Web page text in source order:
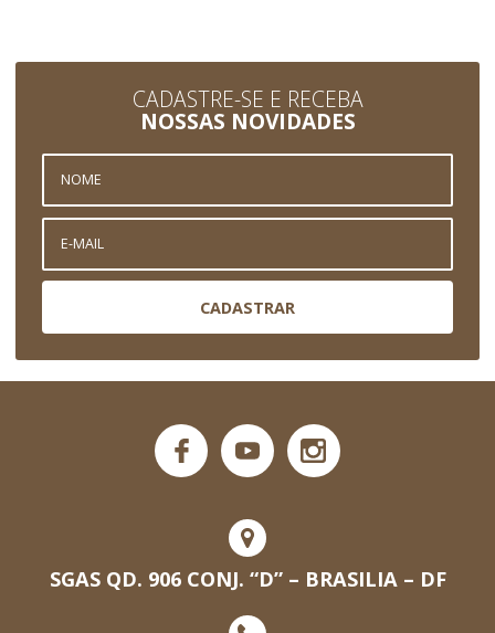
CADASTRE-SE E RECEBA
NOSSAS NOVIDADES
CADASTRAR
SGAS QD. 906 CONJ. “D” – BRASILIA – DF